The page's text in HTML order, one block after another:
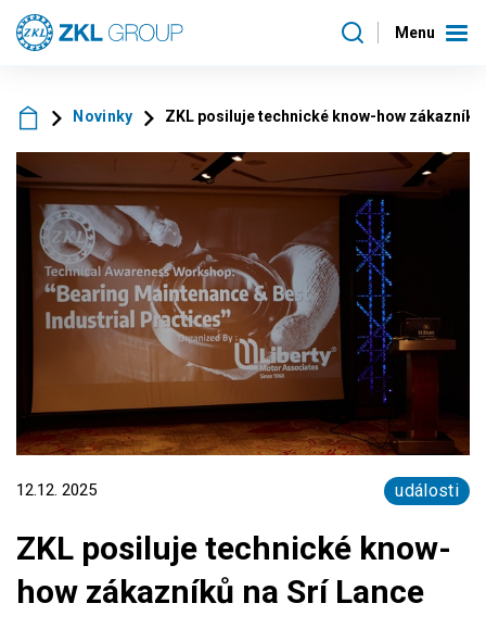
Menu
Novinky ZKL posiluje technické know-how zákazníků
12.12. 2025 události
ZKL posiluje technické know-
how zákazníků na Srí Lance